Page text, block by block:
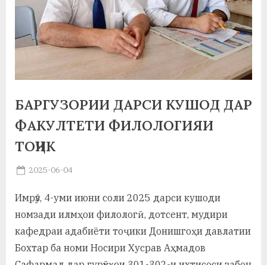
а
н
о
м
и
р
и
БАРГУЗОРИИ ДАРСИ КУШОД ДАР
ФАКУЛТЕТИ ФИЛОЛОГИЯИ
ТОҶИК
Posted
2025-06-04
Имрӯз, 4-уми июни соли 2025 дарси кушоди
номзади илмҳои филологӣ, дотсент, мудири
кафедраи адабиёти тоҷики Донишгоҳи давлатии
Бохтар ба номи Носири Хусрав Аҳмадов